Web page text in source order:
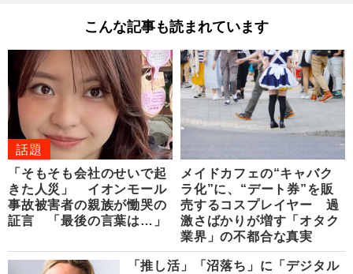
こんな記事も読まれています
話題
「そもそも会社のせいで起
きた人災」 イオンモール
事故被害者の親族が慟哭の
証言 「最後の言葉は…」
メイドカフェの“キャバク
ラ化”に、“デート券”を販
売するコスプレイヤー 過
激さばかりが増す「オタク
業界」の不都合な真実
「推し活」「沼落ち」に「デジタル